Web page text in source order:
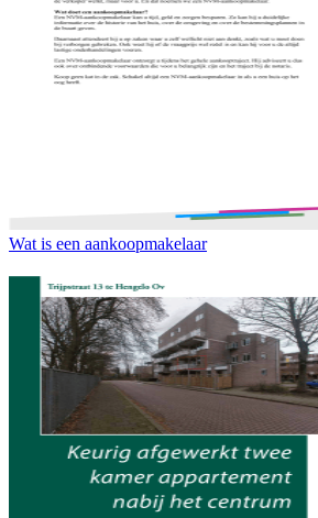
Wat is een aankoopmakelaar